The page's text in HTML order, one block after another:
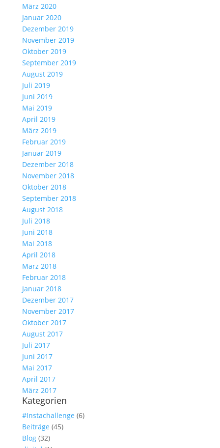
März 2020
Januar 2020
Dezember 2019
November 2019
Oktober 2019
September 2019
August 2019
Juli 2019
Juni 2019
Mai 2019
April 2019
März 2019
Februar 2019
Januar 2019
Dezember 2018
November 2018
Oktober 2018
September 2018
August 2018
Juli 2018
Juni 2018
Mai 2018
April 2018
März 2018
Februar 2018
Januar 2018
Dezember 2017
November 2017
Oktober 2017
August 2017
Juli 2017
Juni 2017
Mai 2017
April 2017
März 2017
Kategorien
#Instachallenge (6)
Beiträge (45)
Blog(32)